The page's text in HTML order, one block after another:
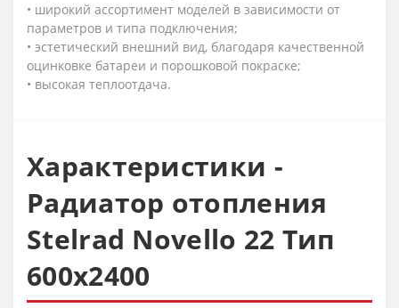
• широкий ассортимент моделей в зависимости от
параметров и типа подключения;
• эстетический внешний вид, благодаря качественной
оцинковке батареи и порошковой покраске;
• высокая теплоотдача.
Характеристики -
Радиатор отопления
Stelrad Novello 22 Тип
600х2400